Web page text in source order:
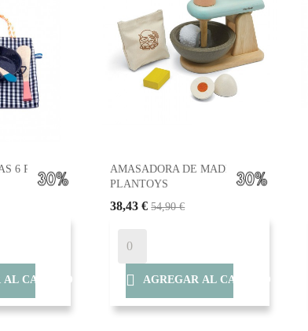
6 PIEZAS
AL CARRITO
AMASADORA DE MADERA -
PLANTOYS
38,43 € 54,90 €
 AGREGAR AL CARRITO